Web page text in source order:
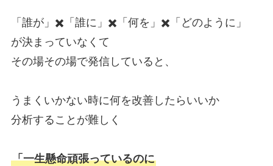
「誰が」✖️「誰に」✖️「何を」✖️「どのように」
が決まっていなくて
その場その場で発信していると、
うまくいかない時に何を改善したらいいか
分析することが難しく
「一生懸命頑張っているのに